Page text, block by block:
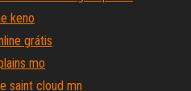
keno
grátis
mo
saint cloud mn